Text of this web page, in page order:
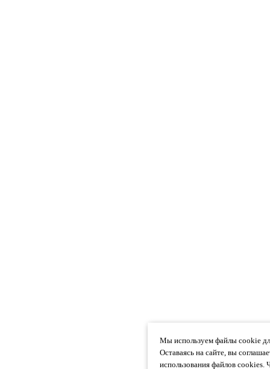
Мы используем файлы cookie
Оставаясь на сайте, вы
использования файлов cookies.